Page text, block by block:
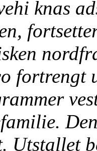
knas
fortrengt
Utstallet